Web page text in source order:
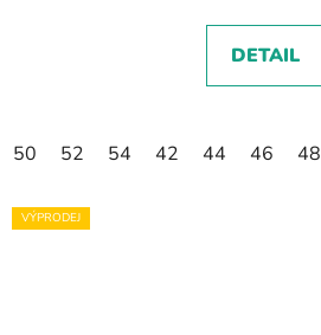
DETAIL
50 52 54 42 44 46 48
VÝPRODEJ